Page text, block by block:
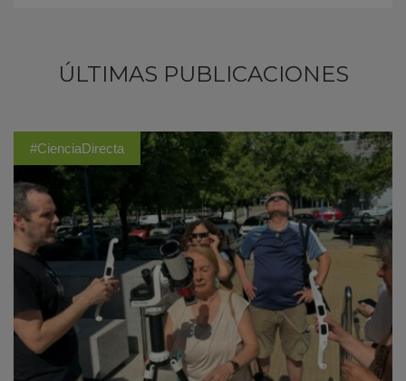
ÚLTIMAS PUBLICACIONES
#CienciaDirecta